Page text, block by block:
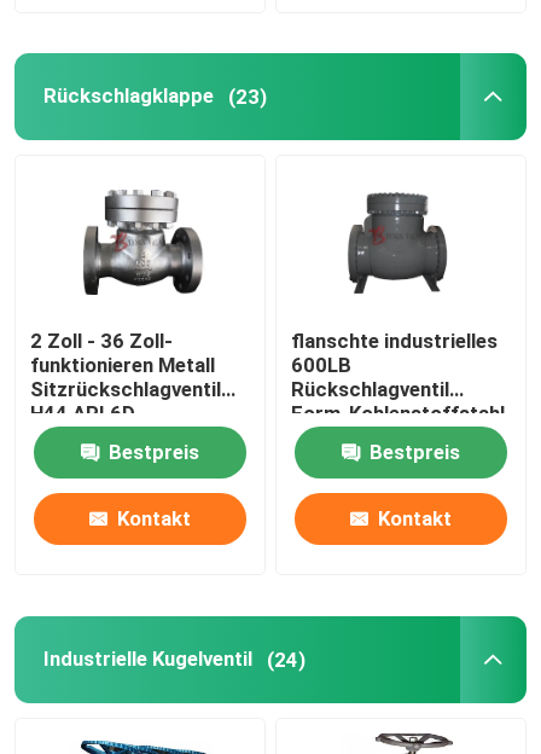
Rückschlagklappe (23)
2 Zoll - 36 Zoll-
funktionieren Metall
Sitzrückschlagventil
H44 API 6D
automatisch
Bestpreis
Kontakt
flanschte industrielles
600LB
Rückschlagventil
Form-Kohlenstoffstahl
HF H44 30 Zoll
Bestpreis
Kontakt
Industrielle Kugelventil (24)